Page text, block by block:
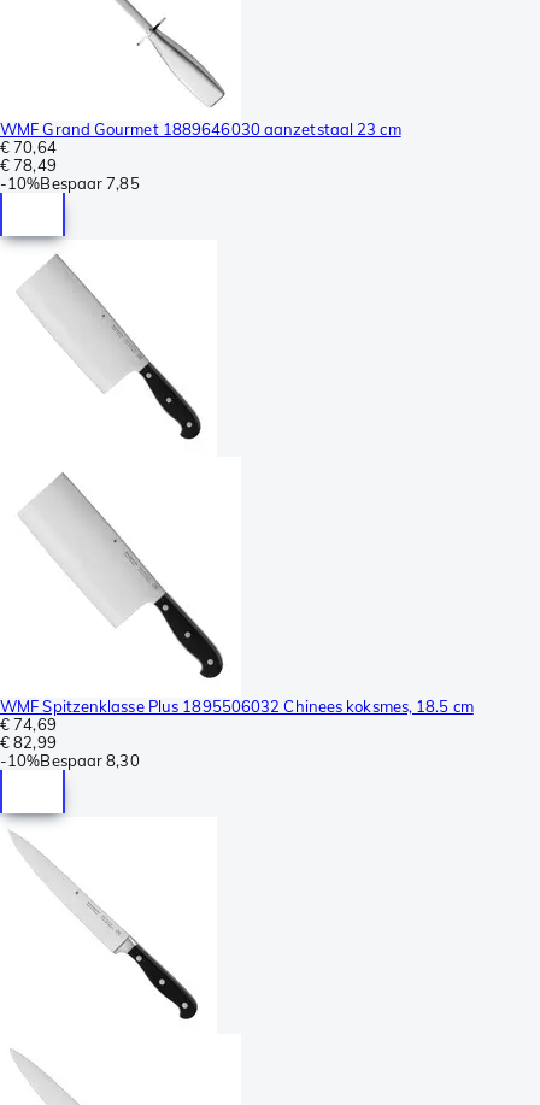
WMF Grand Gourmet 1889646030 aanzetstaal 23 cm
€ 70,64
€ 78,49
-10%Bespaar 7,85
WMF Spitzenklasse Plus 1895506032 Chinees koksmes, 18.5 cm
€ 74,69
€ 82,99
-10%Bespaar 8,30